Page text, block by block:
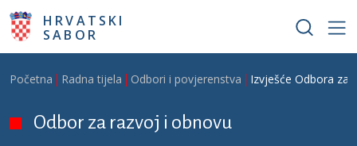
Skoči na glavni sadržaj
HRVATSKI
SABOR
Breadcrumb
Početna Radna tijela Odbori i povjerenstva Izvješće Odbora za
Odbor za razvoj i obnovu